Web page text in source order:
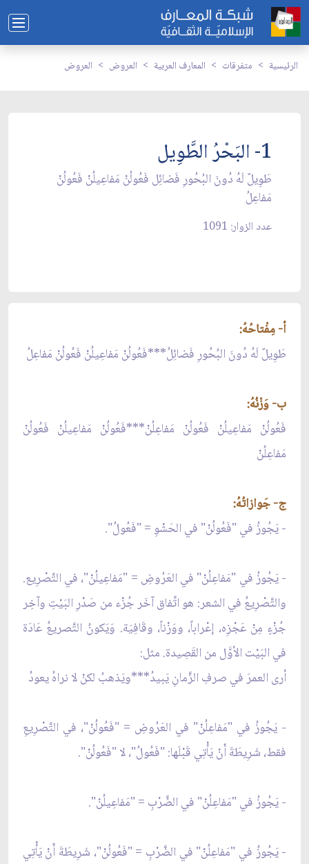
الرئيسية متفرقات المعارف العربية العروض العروض
1- البَحْرُ الطَّوِيل
طَوِيلٌ لَهُ دُونَ البُحُورِ فَضائِل فَعُولُنْ مَفاعِيلُنْ فَعُولُنْ
مَفاعِلُ
عدد الزوار: 1091
أ- مِفْتاحُهُ:
طَوِيلٌ لَهُ دُونَ البُحُورِ فَضائِلُ***فَعُولُنْ مَفاعِيلُنْ فَعُولُنْ مَفاعِلُ
ب- وَزْنُهُ:
فَعُولُنْ مَفاعِيلُنْ فَعُولُنْ مَفاعِلُنْ***فَعُولُنْ مَفاعِيلُنْ فَعُولُنْ
مَفاعِلُنْ
ج- جَوازاتُهُ:
- يَجُوزُ في "فَعُولُنْ" في الحَشْوِ = "فَعُولُ".
- يَجُوزُ في "مَفاعِلُنْ" في العَرُوضِ = "مَفاعِيلُنْ"، في التَّصْرِيع.
والتَّصْرِيعُ في الشعر: هو اتِّفاق آخَر جُزْء من صَدْرِ البَيْتِ وآخِر
جُزْءٍ مِنْ عَجْزِه، إعْراباً، ووَزْناً، وقَافِيَة. وَيَكونُ التَّصريعُ عَادَة
في البَيْت الأوَّل من القَصِيدة. مثل:
أرى العمرَ في صرفِ الزَّمانِ يَبيدُ***ويَذهبُ لكنْ لا نراهُ يعودُ
- يَجُوزُ في "مَفاعِلُنْ" في العَرُوضِ = "فَعُولُنْ"، في التَّصْرِيعِ
فقط، شَرِيطَةَ أَنْ يَأْتِي قَبْلَها: "فَعُولُ"، لا "فَعُولُنْ".
- يَجُوزُ في "مَفاعِلُنْ" في الضَّرْبِ = "مَفاعِيلُنْ".
- يَجُوزُ في "مَفاعِلُنْ" في الضَّرْبِ = "فَعُولُنْ"، شَرِيطَةَ أَنْ يَأْتِي